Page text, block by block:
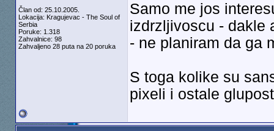
Član od: 25.10.2005.
Lokacija: Kragujevac - The Soul of
Serbia
Poruke: 1.318
Zahvalnice: 98
Zahvaljeno 28 puta na 20 poruka
Samo me jos
izdrzljivoscu - dakle
- ne planiram da ga
S toga kolike su
pixeli i ostale